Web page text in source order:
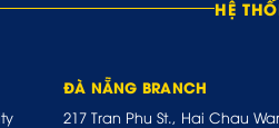
HỆ
ĐÀ NẴNG BRANCH
217 Tran Phu St., Hai Chau